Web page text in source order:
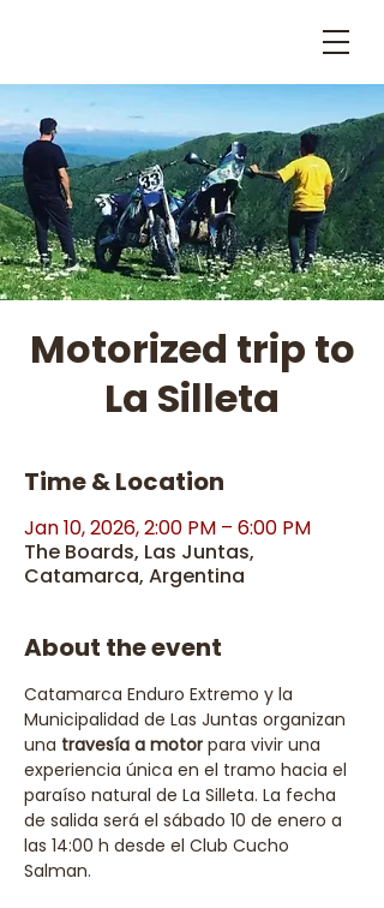
Motorized trip to
La Silleta
Time & Location
Jan 10, 2026, 2:00 PM – 6:00 PM
The Boards, Las Juntas,
Catamarca, Argentina
About the event
Catamarca Enduro Extremo y la
Municipalidad de Las Juntas organizan
una travesía a motor para vivir una
experiencia única en el tramo hacia el
paraíso natural de La Silleta. La fecha
de salida será el sábado 10 de enero a
las 14:00 h desde el Club Cucho
Salman.